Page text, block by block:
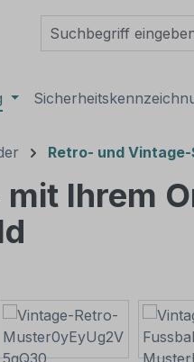
Retro- und
Ihrem